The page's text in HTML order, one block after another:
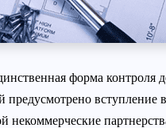
форма контроля
предусмотрено вступление в